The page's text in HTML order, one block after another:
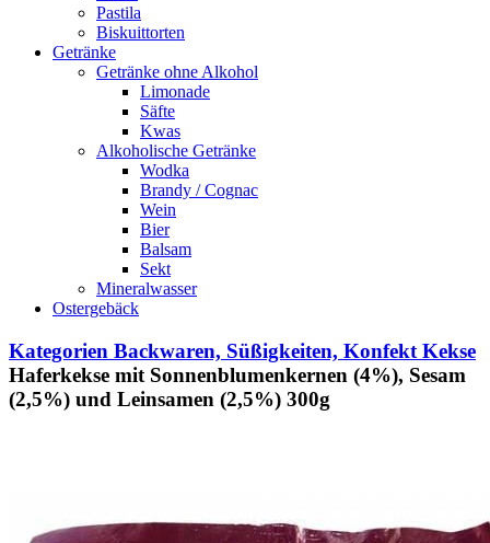
Pastila
Biskuittorten
Getränke
Getränke ohne Alkohol
Limonade
Säfte
Kwas
Alkoholische Getränke
Wodka
Brandy / Cognac
Wein
Bier
Balsam
Sekt
Mineralwasser
Ostergebäck
Kategorien Backwaren, Süßigkeiten, Konfekt Kekse
Haferkekse mit Sonnenblumenkernen (4%), Sesam
(2,5%) und Leinsamen (2,5%) 300g